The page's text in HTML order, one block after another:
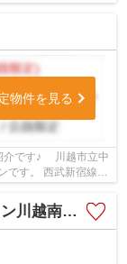
物件を見る
介です♪ 川越市立中
す。 西武新宿線・
南古谷第3